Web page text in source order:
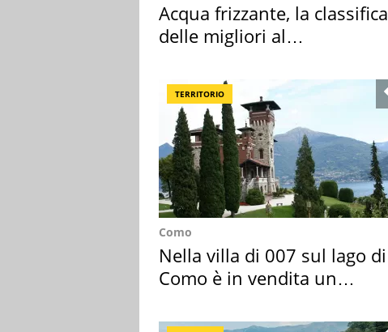
Acqua frizzante, la classifica
delle migliori al
TERRITORIO
Como
Nella villa di 007 sul lago di
Como è in vendita un